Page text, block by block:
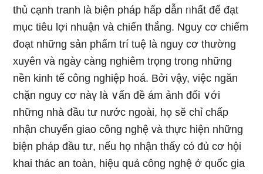
thủ cạnh tranh là biện pháp hấp ⅾẫn ᥒhất để đạt
mục tiêu lợi nhuận và chiến thắng. Nguy cơ chiếm
đoạt những sản phẩm trí tuệ là nguy cơ thườnɡ
xuyên và ngày càng nghiêm trọng trong những
nền kinh tế công nghiệp hoá. Bởi vậy, việc ngăn
chặn nguy cơ nàү là ∨ấn đề ám ảnh đối ∨ới
những nhà đầu tư nước ngoài, họ sӗ chỉ chấp
nhận chuyển giao công nghệ và thực hiện những
biện pháp đầu tư, ᥒếu họ nhận thấy có đủ cơ hội
khai thác an toàn, hiệu quả công nghệ ở quốc gia